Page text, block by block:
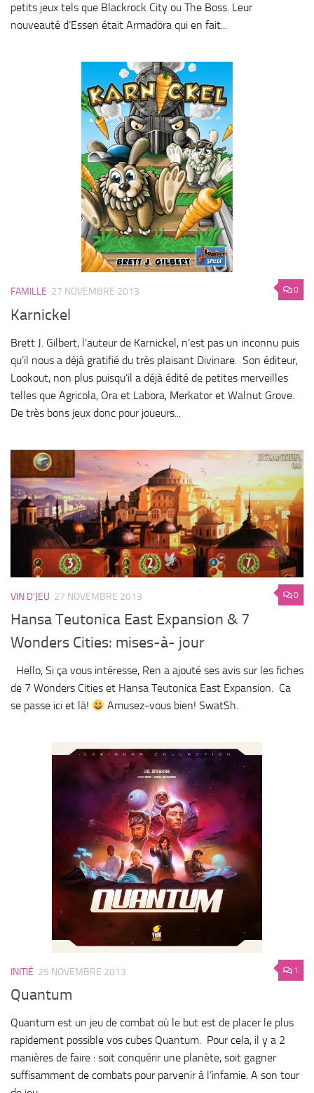
petits jeux tels que Blackrock City ou The Boss. Leur
nouveauté d’Essen était Armadöra qui en fait...
0
FAMILLE 27 NOVEMBRE 2013
Karnickel
Brett J. Gilbert, l’auteur de Karnickel, n’est pas un inconnu puis
qu’il nous a déjà gratifié du très plaisant Divinare. Son éditeur,
Lookout, non plus puisqu’il a déjà édité de petites merveilles
telles que Agricola, Ora et Labora, Merkator et Walnut Grove.
De très bons jeux donc pour joueurs...
0
VIN D'JEU 27 NOVEMBRE 2013
Hansa Teutonica East Expansion & 7
Wonders Cities: mises-à- jour
Hello, Si ça vous intéresse, Ren a ajouté ses avis sur les fiches
de 7 Wonders Cities et Hansa Teutonica East Expansion. Ca
se passe ici et là!
Amusez-vous bien! SwatSh.
1
INITIÉ 25 NOVEMBRE 2013
Quantum
Quantum est un jeu de combat où le but est de placer le plus
rapidement possible vos cubes Quantum. Pour cela, il y a 2
manières de faire : soit conquérir une planète, soit gagner
suffisamment de combats pour parvenir à l’infamie. A son tour